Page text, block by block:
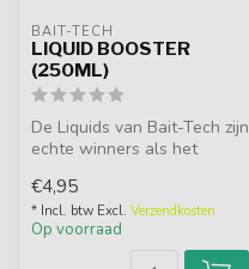
BAIT-TECH
LIQUID BOOSTER
(250ML)
De Liquids van Bait-Tech zijn
echte winners als het
Liq...
€4,95
* Incl. btw Excl. Verzendkosten
Op voorraad